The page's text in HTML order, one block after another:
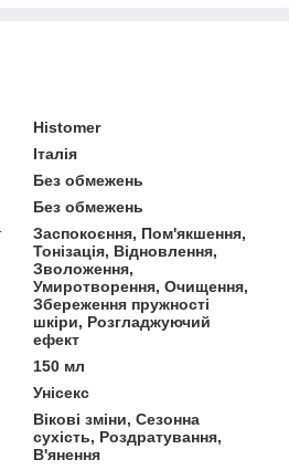
Histomer
Італія
Без обмежень
Без обмежень
Заспокоєння, Пом'якшення,
Тонізація, Відновлення,
Зволоження,
Умиротворення, Очищення,
Збереження пружності
шкіри, Розгладжуючий
ефект
150 мл
Унісекс
Вікові зміни, Сезонна
сухість, Роздратування,
В'янення